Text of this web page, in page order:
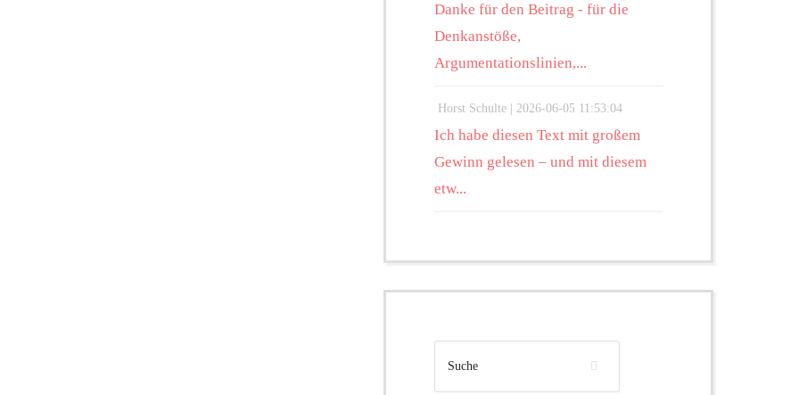
Danke für den Beitrag - für die
Denkanstöße,
Argumentationslinien,...
Horst Schulte | 2026-06-05 11:53:04
Ich habe diesen Text mit großem
Gewinn gelesen – und mit diesem
etw...